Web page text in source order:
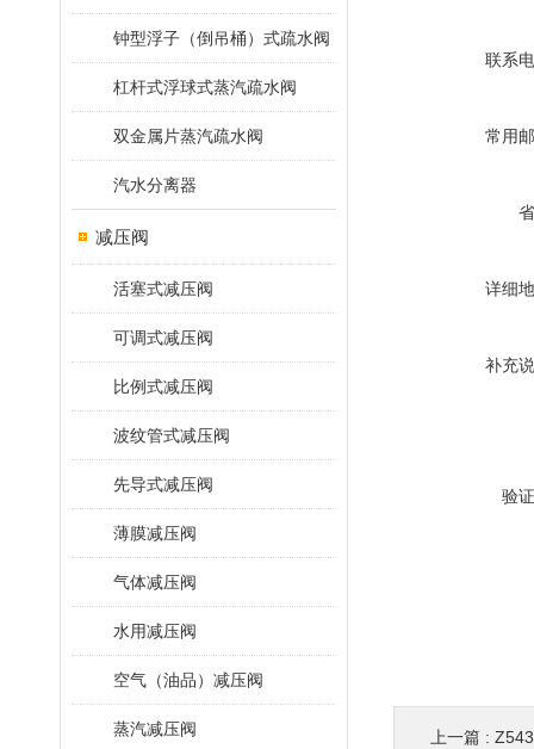
钟型浮子（倒吊桶）式疏水阀
杠杆式浮球式蒸汽疏水阀
双金属片蒸汽疏水阀
汽水分离器
减压阀
活塞式减压阀
可调式减压阀
比例式减压阀
波纹管式减压阀
先导式减压阀
薄膜减压阀
气体减压阀
水用减压阀
空气（油品）减压阀
蒸汽减压阀
联系
常用
详细
补充
验
上一篇 :